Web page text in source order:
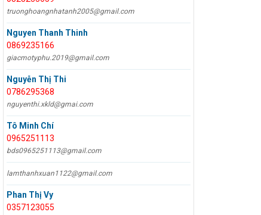
truonghoangnhatanh2005@gmail.com
Nguyen Thanh Thinh
0869235166
giacmotyphu.2019@gmail.com
Nguyễn Thị Thi
0786295368
nguyenthi.xkld@gmai.com
Tô Minh Chí
0965251113
bds0965251113@gmail.com
lamthanhxuan1122@gmail.com
Phan Thị Vy
0357123055